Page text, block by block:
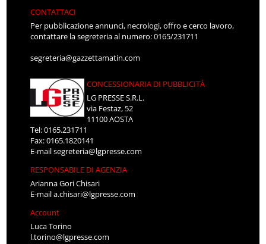
CONTATTACI
Per pubblicazione annunci, necrologi, offro e cerco lavoro,
contattare la segreteria al numero: 0165/231711
segreteria@gazzettamatin.com
CONCESSIONARIA DI PUBBLICITÀ
LG PRESSE S.R.L.
via Festaz, 52
11100 AOSTA
Tel: 0165.231711
Fax: 0165.1820141
E-mailsegreteria@lgpresse.com
RESPONSABILE DI AGENZIA
Arianna Gori Chisari
E-maila.chisari@lgpresse.com
Account
Luca Torino
l.torino@lgpresse.com